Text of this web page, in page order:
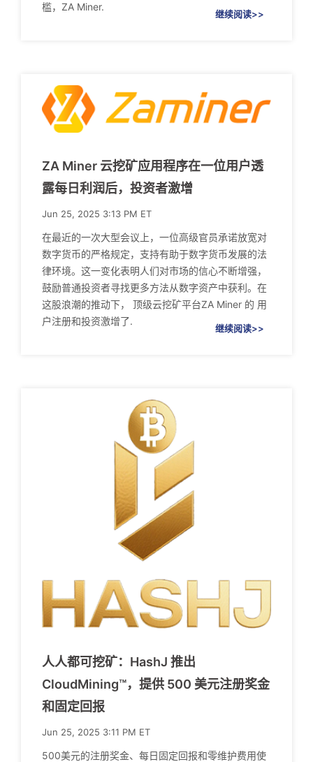
槛，ZA Miner.
继续阅读>>
ZA Miner 云挖矿应用程序在一位用户透
露每日利润后，投资者激增
Jun 25, 2025 3:13 PM ET
在最近的一次大型会议上，一位高级官员承诺放宽对
数字货币的严格规定，支持有助于数字货币发展的法
律环境。这一变化表明人们对市场的信心不断增强，
鼓励普通投资者寻找更多方法从数字资产中获利。在
这股浪潮的推动下， 顶级云挖矿平台ZA Miner 的 用
户注册和投资激增了.
继续阅读>>
人人都可挖矿：HashJ 推出
CloudMining™，提供 500 美元注册奖金
和固定回报
Jun 25, 2025 3:11 PM ET
500美元的注册奖金、每日固定回报和零维护费用使